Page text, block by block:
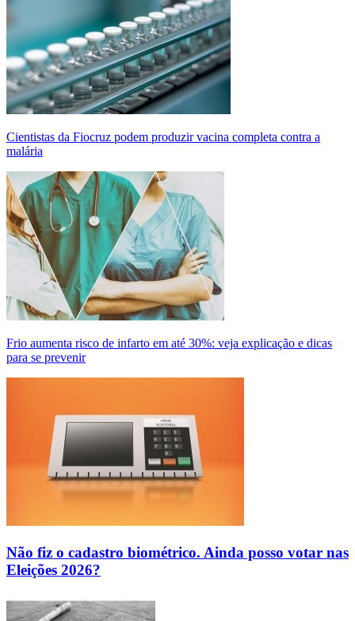
Cientistas da Fiocruz podem produzir vacina completa contra a
malária
Frio aumenta risco de infarto em até 30%: veja explicação e dicas
para se prevenir
Não fiz o cadastro biométrico. Ainda posso votar nas
Eleições 2026?